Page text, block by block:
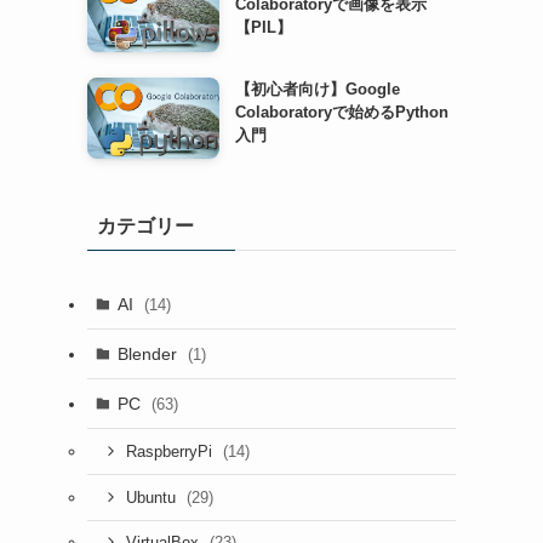
Colaboratoryで画像を表示
【PIL】
【初心者向け】Google
Colaboratoryで始めるPython
入門
カテゴリー
AI (14)
Blender (1)
PC (63)
RaspberryPi (14)
Ubuntu (29)